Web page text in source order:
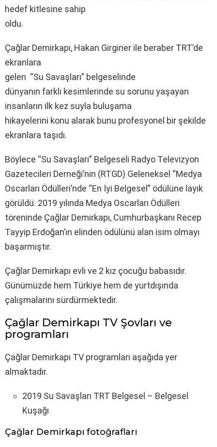
hedef kitlesine sahip
oldu.
Çağlar Demirkapı, Hakan Girginer ile beraber TRT’de
ekranlara
gelen “Su Savaşları” belgeselinde
dünyanın farklı kesimlerinde su sorunu yaşayan
insanların ilk kez suyla buluşama
hikayelerini konu alarak bunu profesyonel bir şekilde
ekranlara taşıdı.
Böylece “Su Savaşları” Belgeseli Radyo Televizyon
Gazetecileri Derneği’nin (RTGD) Geleneksel “Medya
Oscarları Ödülleri’nde “En İyi Belgesel” ödülüne layık
görüldü. 2019 yılında Medya Oscarları Ödülleri
töreninde Çağlar Demirkapı, Cumhurbaşkanı Recep
Tayyip Erdoğan’ın elinden ödülünü alan isim olmayı
başarmıştır.
Çağlar Demirkapı evli ve 2 kız çocuğu babasıdır.
Günümüzde hem Türkiye hem de yurtdışında
çalışmalarını sürdürmektedir.
Çağlar Demirkapı TV Şovları ve
programları
Çağlar Demirkapı TV programları aşağıda yer
almaktadır.
2019 Su Savaşları TRT Belgesel – Belgesel
Kuşağı
Çağlar Demirkapı fotoğrafları